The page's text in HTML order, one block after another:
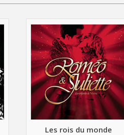
Les rois du monde